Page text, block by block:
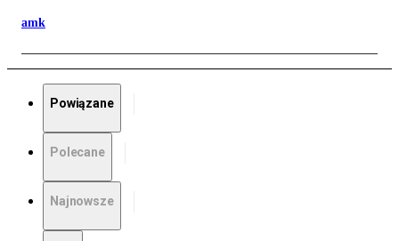
amk
Powiązane
Polecane
Najnowsze